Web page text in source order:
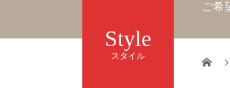
Style
スタイル
ご希